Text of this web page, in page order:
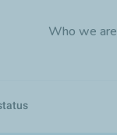
Who we are